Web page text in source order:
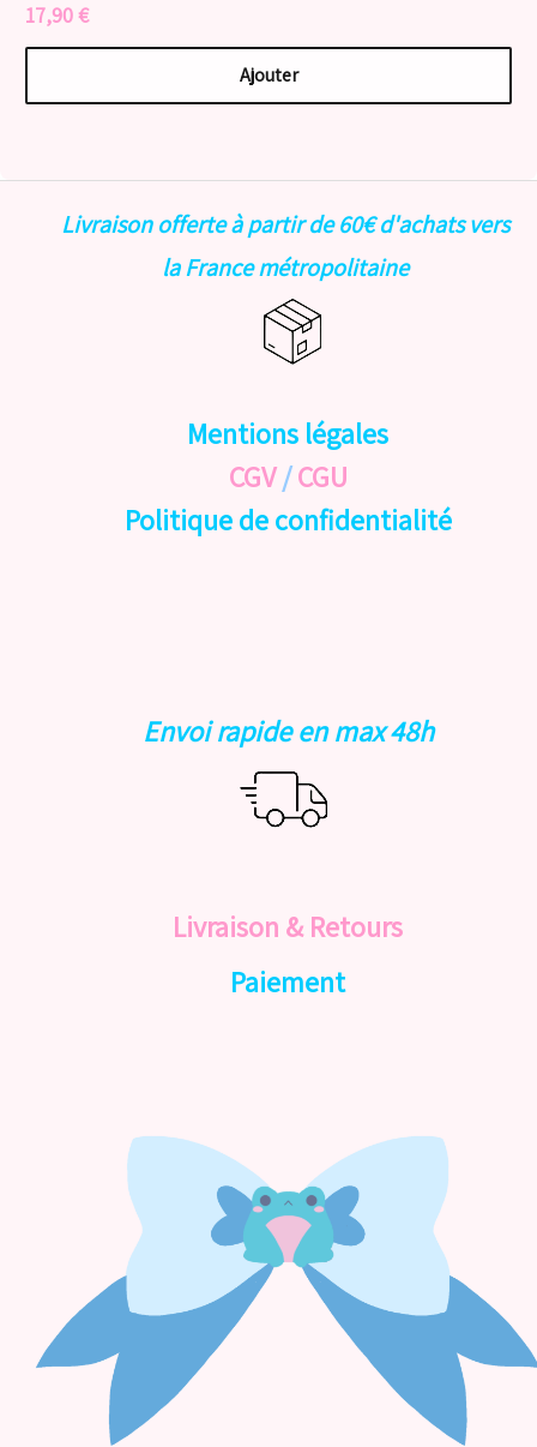
17,90 €
Ajouter
Livraison offerte à partir de 60€ d'achats vers
la France métropolitaine
Mentions légales
CGV / CGU
Politique de confidentialité
Envoi rapide en max 48h
Livraison & Retours
Paiement